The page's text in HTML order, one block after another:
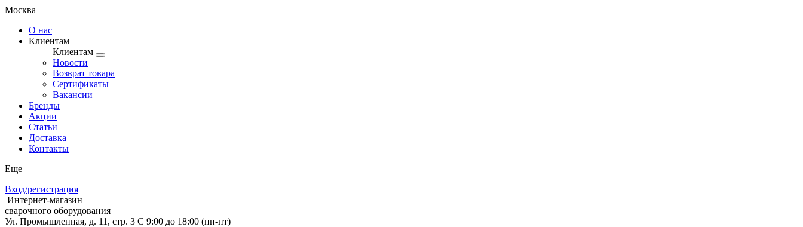
Москва
О нас
Клиентам
Клиентам
Новости
Возврат товара
Сертификаты
Вакансии
Бренды
Акции
Статьи
Доставка
Контакты
Еще
Вход/регистрация
Интернет-магазин
сварочного оборудования
Ул. Промышленная, д. 11, стр. 3 C 9:00 до 18:00 (пн-пт)